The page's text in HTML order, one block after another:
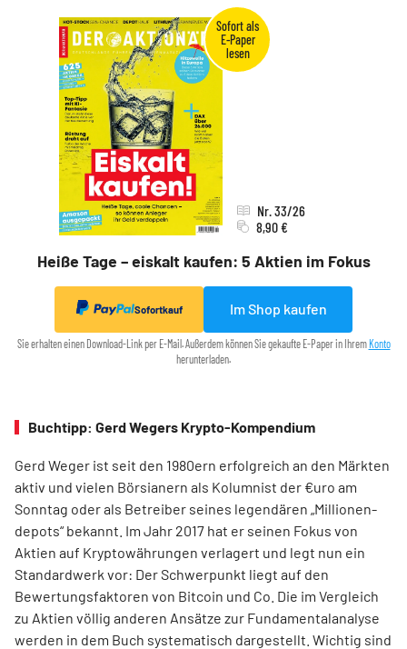
Heiße Tage – eiskalt kaufen: 5 Aktien im Fokus
Nr. 33/26
8,90 €
Sofortkauf Im Shop kaufen
Sie erhalten einen Download-Link per E-Mail. Außerdem können Sie gekaufte E-Paper in IhremKonto
herunterladen.
Buchtipp: Gerd Wegers Krypto-Kompendium
Gerd Weger ist seit den 1980ern erfolgreich an den Märkten
aktiv und vielen Börsianern als Kolumnist der €uro am
Sonntag oder als Betreiber seines legendären „Millionen­
depots“ bekannt. Im Jahr 2017 hat er seinen Fokus von
Aktien auf Kryptowährungen verlagert und legt nun ein
Standardwerk vor: Der Schwerpunkt liegt auf den
Bewertungsfaktoren von Bitcoin und Co. Die im Ver­gleich
zu Aktien völlig anderen Ansätze zur Fundamentalanalyse
werden in dem Buch systematisch dargestellt. Wichtig sind